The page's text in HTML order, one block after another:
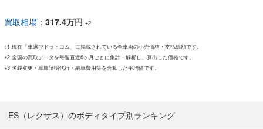
買取相場 ： 317.4万円 ※2
※1 現在「車選びドットコム」に掲載されている全車両の小売価格・支払総額です。
※2 全国の買取データを毎週直近6ヶ月ごとに集計・解析し、算出した価格です。
※3 名義変更・車庫証明代行・納車費用等を合算した平均値です。
ES（レクサス）のボディタイプ別ランキング